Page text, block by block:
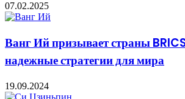
07.02.2025
Ванг Ий призывает страны
надежные стратегии для мира
19.09.2024